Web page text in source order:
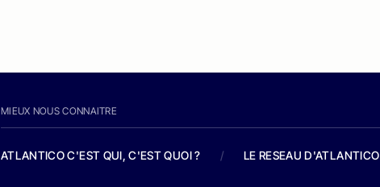
MIEUX NOUS CONNAITRE
ATLANTICO C'EST QUI, C'EST QUOI ? / LE RESEAU D'ATLANTICO